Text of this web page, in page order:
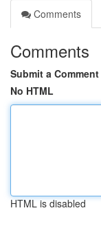
Comments
Comments
Submit a Comment
No HTML
HTML is disabled